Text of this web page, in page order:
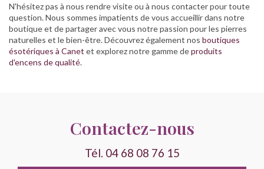
N'hésitez pas à nous rendre visite ou à nous contacter pour toute
question. Nous sommes impatients de vous accueillir dans notre
boutique et de partager avec vous notre passion pour les pierres
naturelles et le bien-être. Découvrez également nos boutiques
ésotériques à Canet et explorez notre gamme deproduits
d'encens de qualité.
Contactez-nous
Tél. 04 68 08 76 15